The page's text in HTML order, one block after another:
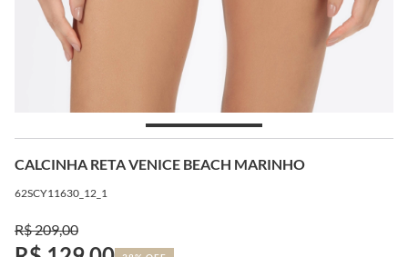
CALCINHA RETA VENICE BEACH MARINHO
62SCY11630_12_1
R$ 209,00